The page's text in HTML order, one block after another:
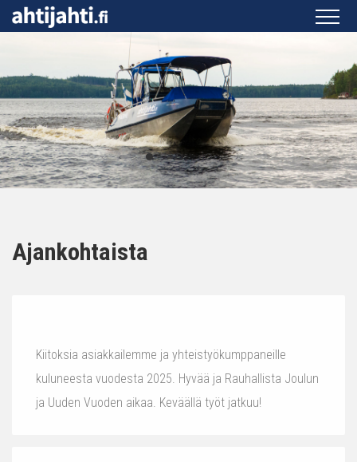
Ajankohtaista
Kiitoksia asiakkailemme ja yhteistyökumppaneille
kuluneesta vuodesta 2025. Hyvää ja Rauhallista Joulun
ja Uuden Vuoden aikaa. Keväällä työt jatkuu!